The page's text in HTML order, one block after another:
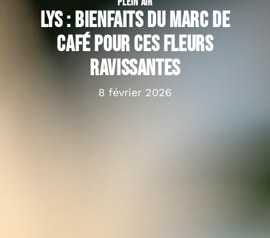
Lys : bienfaits du marc de
café pour ces fleurs
ravissantes
8 février 2026